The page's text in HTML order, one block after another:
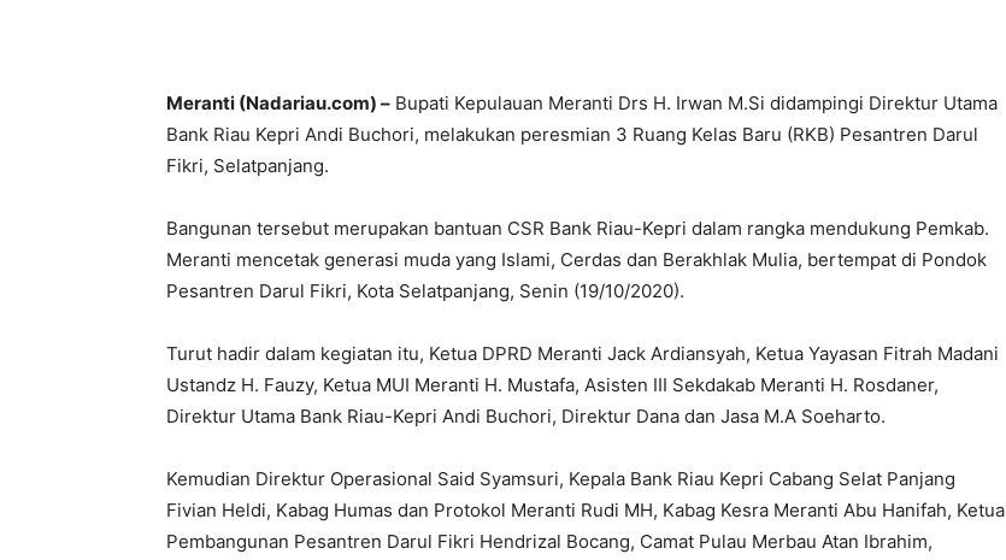
Meranti (Nadariau.com) – Bupati Kepulauan Meranti Drs H. Irwan M.Si didampingi Direktur Utama
Bank Riau Kepri Andi Buchori, melakukan peresmian 3 Ruang Kelas Baru (RKB) Pesantren Darul
Fikri, Selatpanjang.
Bangunan tersebut merupakan bantuan CSR Bank Riau-Kepri dalam rangka mendukung Pemkab.
Meranti mencetak generasi muda yang Islami, Cerdas dan Berakhlak Mulia, bertempat di Pondok
Pesantren Darul Fikri, Kota Selatpanjang, Senin (19/10/2020).
Turut hadir dalam kegiatan itu, Ketua DPRD Meranti Jack Ardiansyah, Ketua Yayasan Fitrah Madani
Ustandz H. Fauzy, Ketua MUI Meranti H. Mustafa, Asisten III Sekdakab Meranti H. Rosdaner,
Direktur Utama Bank Riau-Kepri Andi Buchori, Direktur Dana dan Jasa M.A Soeharto.
Kemudian Direktur Operasional Said Syamsuri, Kepala Bank Riau Kepri Cabang Selat Panjang
Fivian Heldi, Kabag Humas dan Protokol Meranti Rudi MH, Kabag Kesra Meranti Abu Hanifah, Ketua
Pembangunan Pesantren Darul Fikri Hendrizal Bocang, Camat Pulau Merbau Atan Ibrahim,